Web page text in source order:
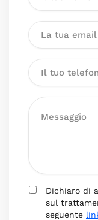
Dichiaro di
sul
seguente